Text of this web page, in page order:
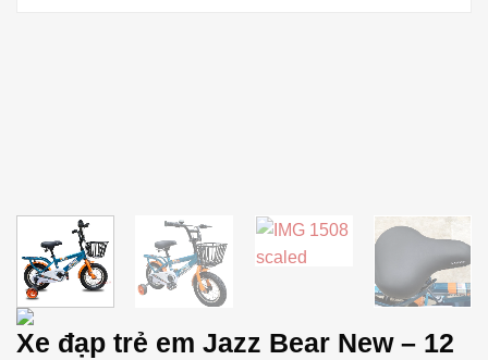
Xe đạp trẻ em Jazz Bear New – 12